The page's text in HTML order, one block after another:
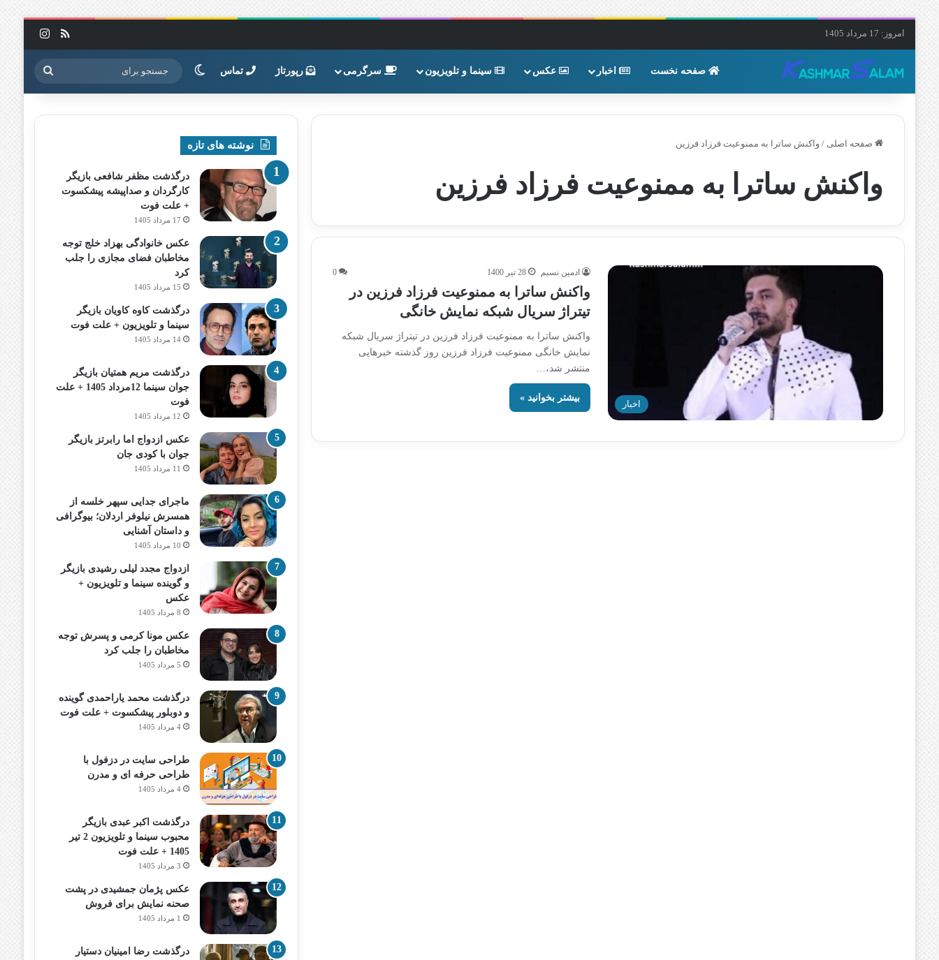
امروز: 17 مرداد 1405 خوراک
صفحه نخست اخبار عکس سینما و تلویزیون سرگرمی رپورتاژ تماس تغییر پوسته جستجو
برای
صفحه اصلی / واکنش ساترا به ممنوعیت فرزاد فرزین
واکنش ساترا به ممنوعیت فرزاد فرزین
اخبار
ادمین نسیم 28 تیر 1400 0
واکنش ساترا به ممنوعیت فرزاد فرزین در
تیتراژ سریال شبکه نمایش خانگی
واکنش ساترا به ممنوعیت فرزاد فرزین در تیتراژ سریال شبکه
نمایش خانگی ممنوعیت فرزاد فرزین روز گذشته خبرهایی
منتشر شد،…
بیشتر بخوانید »
نوشته های تازه
درگذشت مظفر شافعی بازیگر
کارگردان و صداپیشه پیشکسوت
+ علت فوت
17 مرداد 1405
عکس خانوادگی بهزاد خلج توجه
مخاطبان فضای مجازی را جلب
کرد
15 مرداد 1405
درگذشت کاوه کاویان بازیگر
سینما و تلویزیون + علت فوت
14 مرداد 1405
درگذشت مریم همتیان بازیگر
جوان سینما 12مرداد 1405 + علت
فوت
12 مرداد 1405
عکس ازدواج اما رابرتز بازیگر
جوان با کودی جان
11 مرداد 1405
ماجرای جدایی سپهر خلسه از
همسرش نیلوفر اردلان؛ بیوگرافی
و داستان آشنایی
10 مرداد 1405
ازدواج مجدد لیلی رشیدی بازیگر
و گوینده سینما و تلویزیون +
عکس
8 مرداد 1405
عکس مونا کرمی و پسرش توجه
مخاطبان را جلب کرد
5 مرداد 1405
درگذشت محمد یاراحمدی گوینده
و دوبلور پیشکسوت + علت فوت
4 مرداد 1405
طراحی سایت در دزفول با
طراحی حرفه‌ ای و مدرن
4 مرداد 1405
درگذشت اکبر عبدی بازیگر
محبوب سینما و تلویزیون 2 تیر
1405 + علت فوت
3 مرداد 1405
عکس پژمان جمشیدی در پشت
صحنه نمایش برای فروش
1 مرداد 1405
درگذشت رضا امینیان دستیار